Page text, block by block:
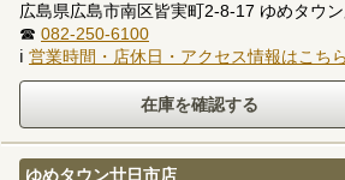
広島県広島市南区皆実町2-8-17 ゆめタウ
☎ 082-250-6100
ℹ 営業時間・店休日・アクセス情報はこちら
ゆめタウン廿日市店